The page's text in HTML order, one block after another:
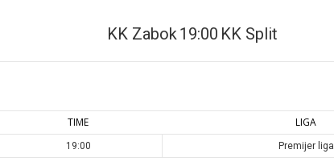
KK Zabok19:00 KK Split
TIME LIGA
19:00 Premijer liga